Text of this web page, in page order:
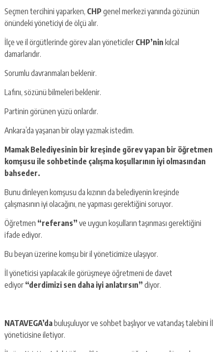
Seçmen tercihini yaparken, CHP genel merkezi yanında gözünün
önündeki yöneticiyi de ölçü alır.
İlçe ve il örgütlerinde görev alan yöneticiler CHP’nin kılcal
damarlarıdır.
Sorumlu davranmaları beklenir.
Lafını, sözünü bilmeleri beklenir.
Partinin görünen yüzü onlardır.
Ankara’da yaşanan bir olayı yazmak istedim.
Mamak Belediyesinin bir kreşinde görev yapan bir öğretmen
komşusu ile sohbetinde çalışma koşullarının iyi olmasından
bahseder.
Bunu dinleyen komşusu da kızının da belediyenin kreşinde
çalışmasının iyi olacağını, ne yapması gerektiğini soruyor.
Öğretmen “referans” ve uygun koşulların taşınması gerektiğini
ifade ediyor.
Bu beyan üzerine komşu bir il yöneticimize ulaşıyor.
İl yöneticisi yapılacak ile görüşmeye öğretmeni de davet
ediyor “derdimizi sen daha iyi anlatırsın” diyor.
NATAVEGA’dabuluşuluyor ve sohbet başlıyor ve vatandaş talebini İl
yöneticisine iletiyor.